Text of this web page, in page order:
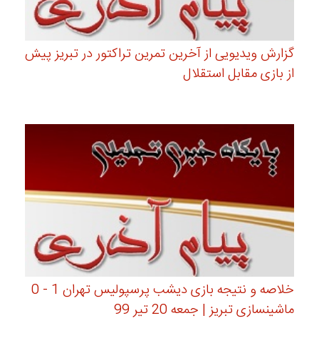
گزارش ویدیویی از آخرین تمرین تراکتور در تبریز پیش
از بازی مقابل استقلال
خلاصه و نتیجه بازی دیشب پرسپولیس تهران 1 - 0
ماشینسازی تبریز | جمعه 20 تیر 99